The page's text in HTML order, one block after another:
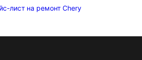
лист на ремонт Chery